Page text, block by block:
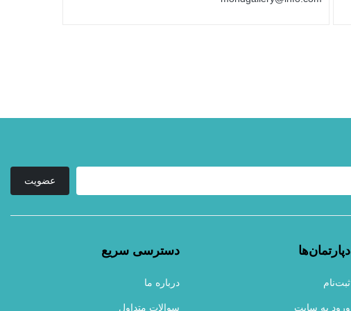
عضویت
دپارتمان‌ها
ثبت‌نام
ورود به سایت
دسترسی سریع
درباره ما
سوالات متداول